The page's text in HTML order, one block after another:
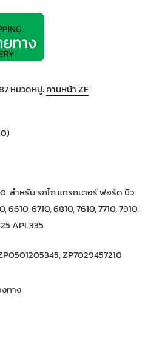
หมวดหมู่: คานหน้า ZF
สำหรับ รถไถ แทรกเตอร์ ฟอร์ด นิว
6710, 6810, 7610, 7710, 7910,
APL335
ZP7029457210
ทาง